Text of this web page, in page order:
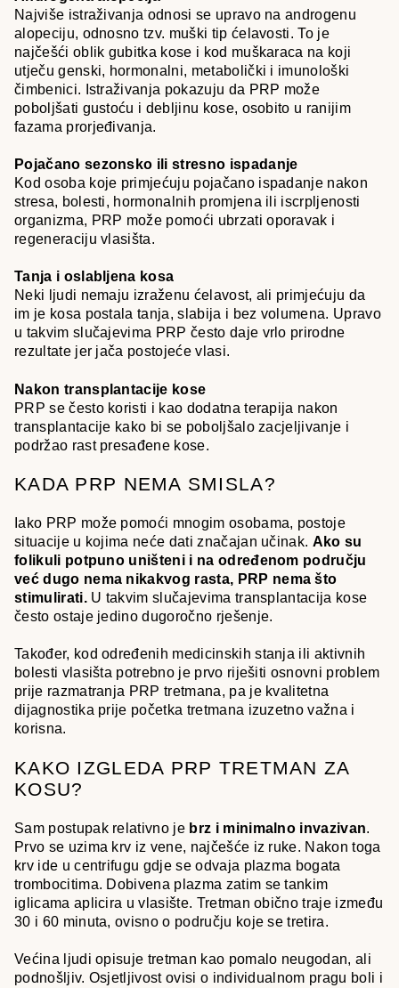
Najviše istraživanja odnosi se upravo na androgenu
alopeciju, odnosno tzv. muški tip ćelavosti. To je
najčešći oblik gubitka kose i kod muškaraca na koji
utječu genski, hormonalni, metabolički i imunološki
čimbenici. Istraživanja pokazuju da PRP može
poboljšati gustoću i debljinu kose, osobito u ranijim
fazama prorjeđivanja.
Pojačano sezonsko ili stresno ispadanje
Kod osoba koje primjećuju pojačano ispadanje nakon
stresa, bolesti, hormonalnih promjena ili iscrpljenosti
organizma, PRP može pomoći ubrzati oporavak i
regeneraciju vlasišta.
Tanja i oslabljena kosa
Neki ljudi nemaju izraženu ćelavost, ali primjećuju da
im je kosa postala tanja, slabija i bez volumena. Upravo
u takvim slučajevima PRP često daje vrlo prirodne
rezultate jer jača postojeće vlasi.
Nakon transplantacije kose
PRP se često koristi i kao dodatna terapija nakon
transplantacije kako bi se poboljšalo zacjeljivanje i
podržao rast presađene kose.
KADA PRP NEMA SMISLA?
Iako PRP može pomoći mnogim osobama, postoje
situacije u kojima neće dati značajan učinak. Ako su
folikuli potpuno uništeni i na određenom području
već dugo nema nikakvog rasta, PRP nema što
stimulirati.U takvim slučajevima transplantacija kose
često ostaje jedino dugoročno rješenje.
Također, kod određenih medicinskih stanja ili aktivnih
bolesti vlasišta potrebno je prvo riješiti osnovni problem
prije razmatranja PRP tretmana, pa je kvalitetna
dijagnostika prije početka tretmana izuzetno važna i
korisna.
KAKO IZGLEDA PRP TRETMAN ZA
KOSU?
Sam postupak relativno je brz i minimalno invazivan.
Prvo se uzima krv iz vene, najčešće iz ruke. Nakon toga
krv ide u centrifugu gdje se odvaja plazma bogata
trombocitima. Dobivena plazma zatim se tankim
iglicama aplicira u vlasište. Tretman obično traje između
30 i 60 minuta, ovisno o području koje se tretira.
Većina ljudi opisuje tretman kao pomalo neugodan, ali
podnošljiv. Osjetljivost ovisi o individualnom pragu boli i